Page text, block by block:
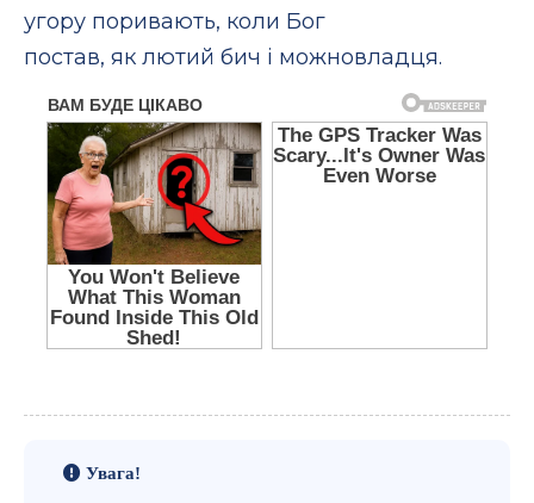
угору поривають, коли Бог
постав, як лютий бич і можновладця.
Увага!